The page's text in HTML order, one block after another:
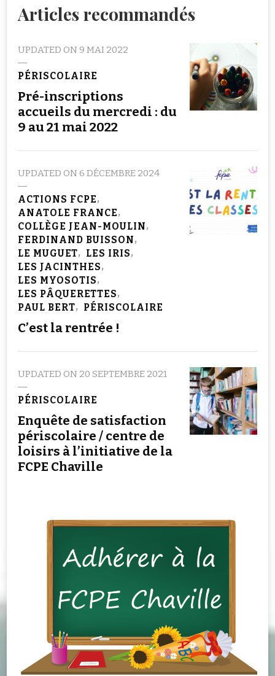
Articles recommandés
UPDATED ON 9 MAI 2022
PÉRISCOLAIRE
Pré-inscriptions
accueils du mercredi : du
9 au 21 mai 2022
UPDATED ON 6 DÉCEMBRE 2024
ACTIONS FCPE
ANATOLE FRANCE
COLLÈGE JEAN-MOULIN
FERDINAND BUISSON
LE MUGUET
LES IRIS
LES JACINTHES
LES MYOSOTIS
LES PÂQUERETTES
PAUL BERT
PÉRISCOLAIRE
C’est la rentrée !
UPDATED ON 20 SEPTEMBRE 2021
PÉRISCOLAIRE
Enquête de satisfaction
périscolaire / centre de
loisirs à l’initiative de la
FCPE Chaville